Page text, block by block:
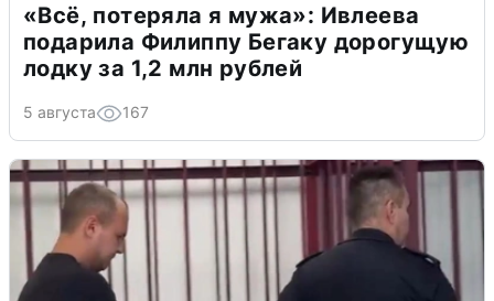
«Всё, потеряла я мужа»: Ивлеева
подарила Филиппу Бегаку дорогущую
лодку за 1,2 млн рублей
5 августа 167